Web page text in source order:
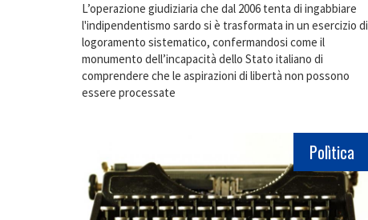
L’operazione giudiziaria che dal 2006 tenta di ingabbiare
l'indipendentismo sardo si è trasformata in un esercizio di
logoramento sistematico, confermandosi come il
monumento dell’incapacità dello Stato italiano di
comprendere che le aspirazioni di libertà non possono
essere processate
Polìtica